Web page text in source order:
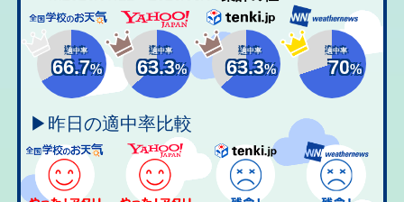
適中率
66.7%
適中率
63.3%
適中率
63.3%
適中率
70%
▶昨日の適中率比較